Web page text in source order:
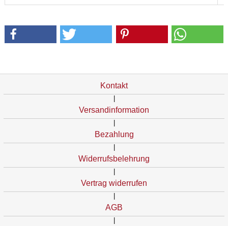
Kontakt
Versandinformation
Bezahlung
Widerrufsbelehrung
Vertrag widerrufen
AGB